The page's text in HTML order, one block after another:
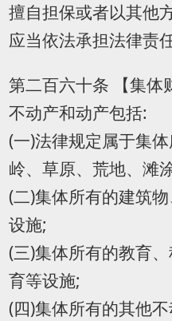
擅自担保或者以其他
应当依法承担法律责任
第二百六十条 【集体
不动产和动产包括:
(一)法律规定属于集
岭、草原、荒地、滩
(二)集体所有的建筑
设施;
(三)集体所有的教育
育等设施;
(四)集体所有的其他不